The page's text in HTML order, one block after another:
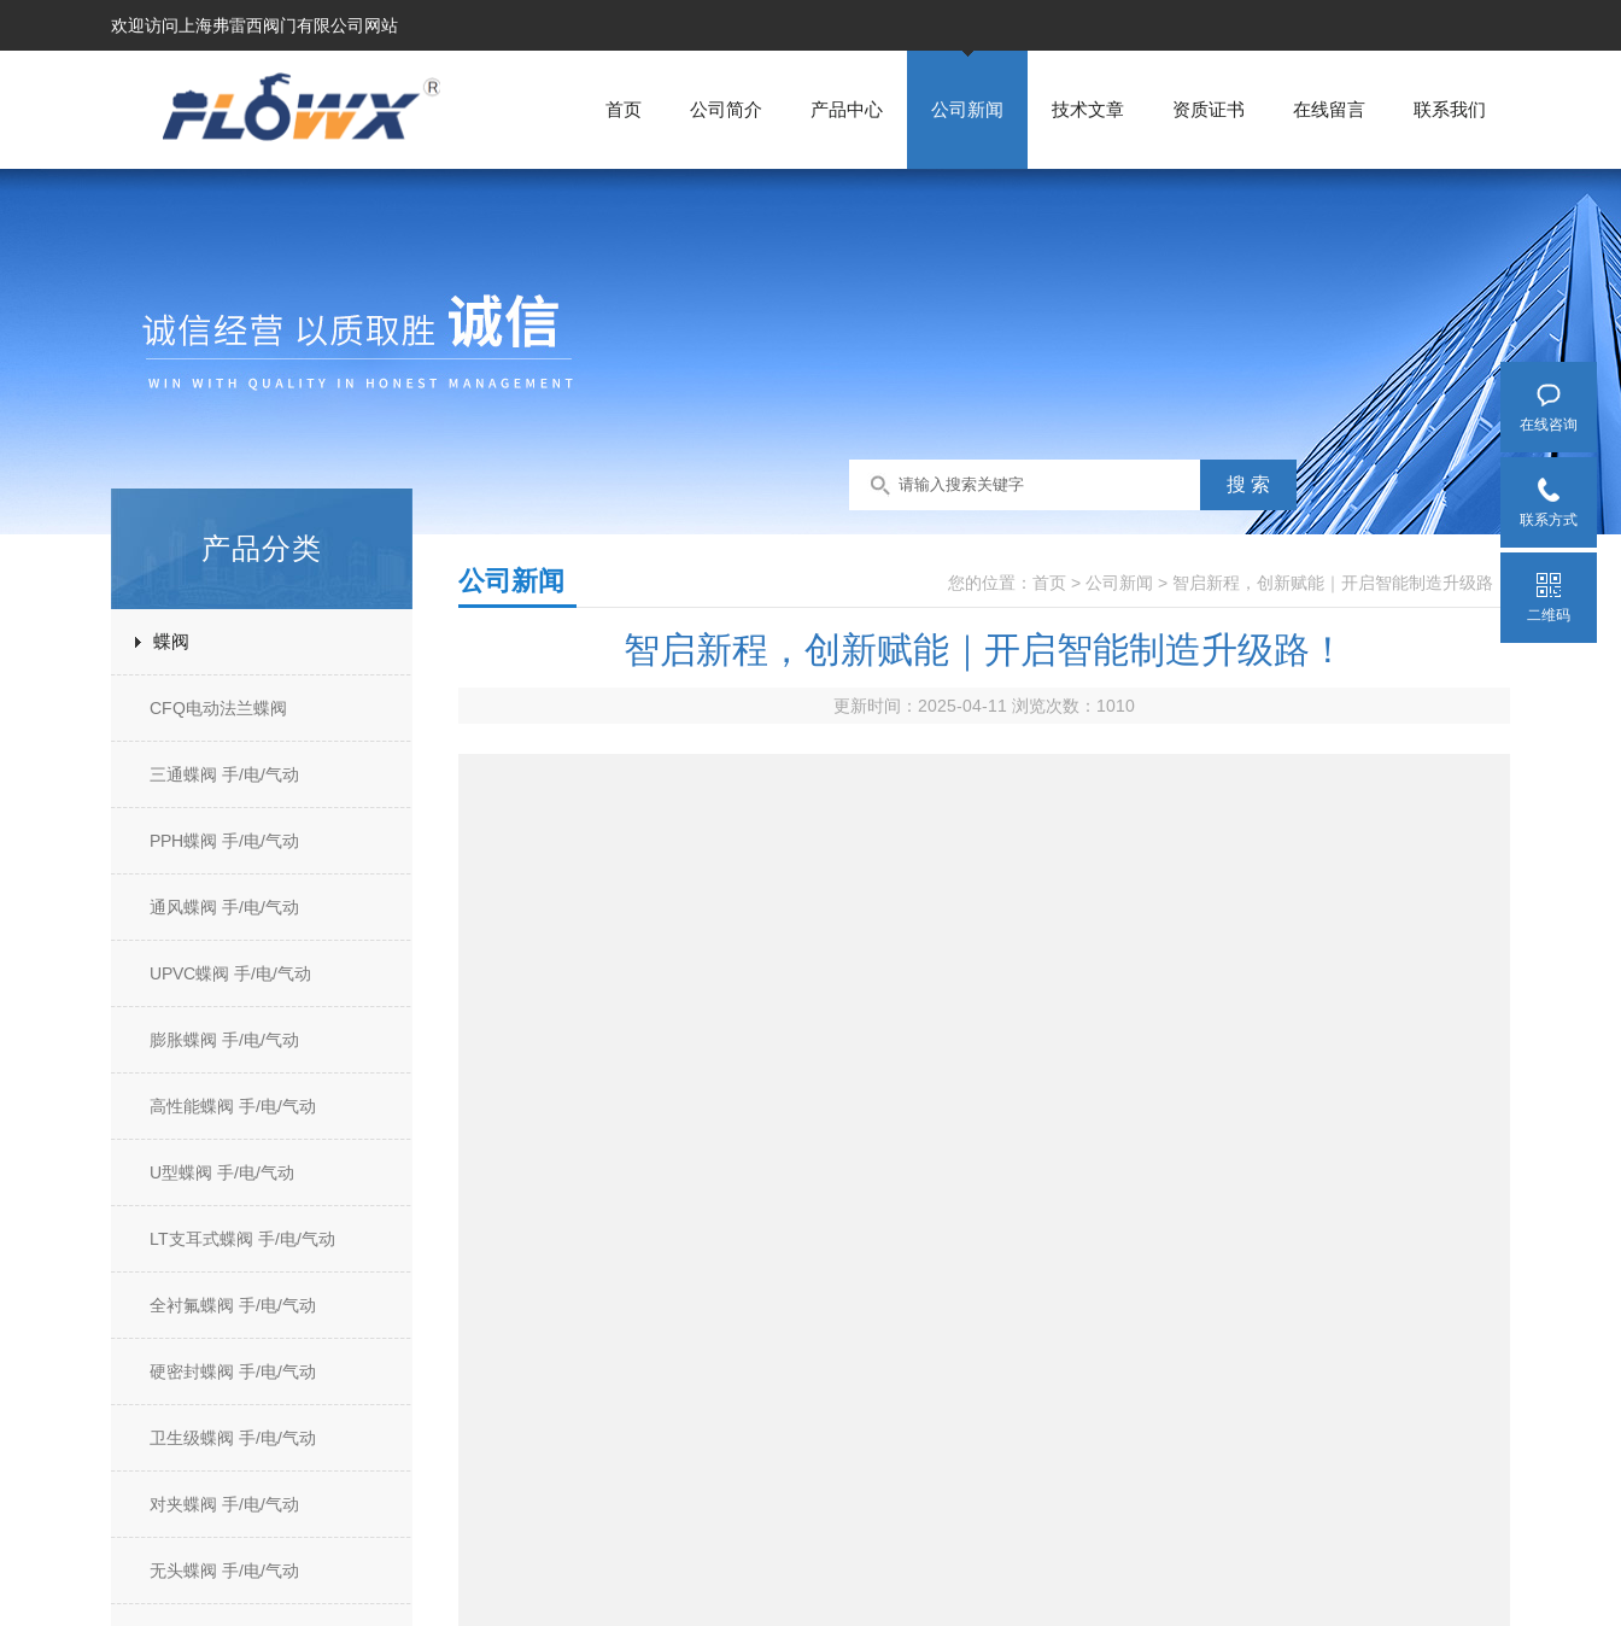
欢迎访问上海弗雷西阀门有限公司网站
首页 公司简介 产品中心 公司新闻 技术文章 资质证书 在线留言 联系我们
产品分类
蝶阀
CFQ电动法兰蝶阀
三通蝶阀 手/电/气动
PPH蝶阀 手/电/气动
通风蝶阀 手/电/气动
UPVC蝶阀 手/电/气动
膨胀蝶阀 手/电/气动
高性能蝶阀 手/电/气动
U型蝶阀 手/电/气动
LT支耳式蝶阀 手/电/气动
全衬氟蝶阀 手/电/气动
硬密封蝶阀 手/电/气动
卫生级蝶阀 手/电/气动
对夹蝶阀 手/电/气动
无头蝶阀 手/电/气动
您的位置： 首页 > 公司新闻 > 智启新程，创新赋能｜开启智能制造升级路！
公司新闻
智启新程，创新赋能｜开启智能制造升级路！
更新时间：2025-04-11 浏览次数： 1010
在线咨询
联系方式
二维码